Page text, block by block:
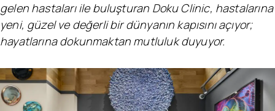
gelen hastaları ile buluşturan Doku Clinic, hastalarına
yeni, güzel ve değerli bir dünyanın kapısını açıyor;
hayatlarına dokunmaktan mutluluk duyuyor.